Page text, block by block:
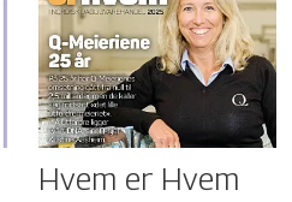
Hvem er Hvem